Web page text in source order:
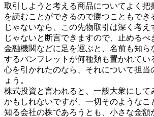
取引しようと考える商品についてよく把
を読むことができるので勝つこともでき
じゃないなら、この先物取引は深く考え
じゃないと断言できますので、止めるべ
金融機関などに足を運ぶと、名前も知ら
するパンフレットが何種類も置かれてい
心を引かれたのなら、それについて担当
ょう。
株式投資と言われると、一般大衆にして
かもしれないですが、一切そのようなこ
知る会社の株であろうとも、小さな金額